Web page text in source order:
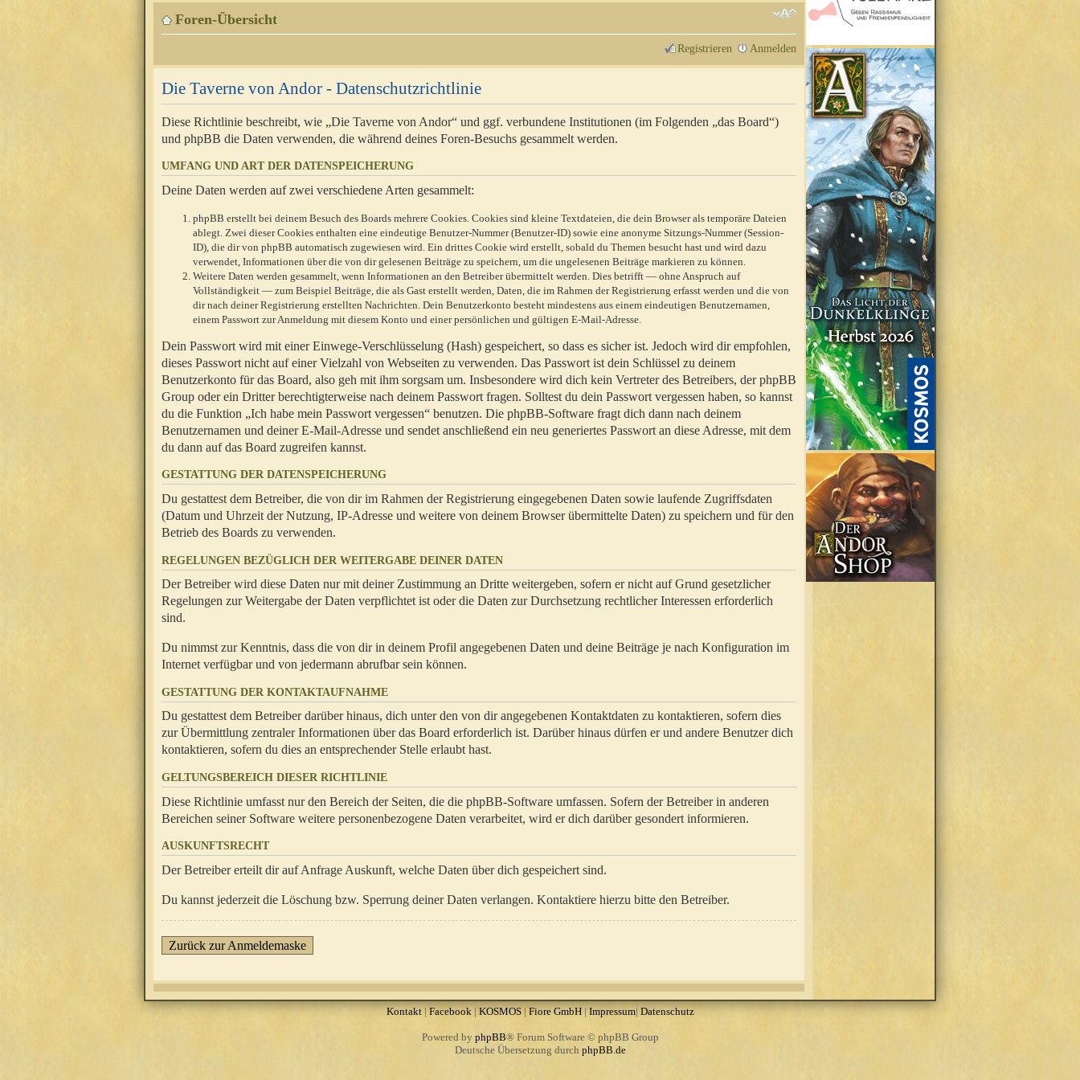
Foren-Übersicht
Registrieren Anmelden
Die Taverne von Andor - Datenschutzrichtlinie
Diese Richtlinie beschreibt, wie „Die Taverne von Andor“ und ggf. verbundene Institutionen (im Folgenden „das Board“)
und phpBB die Daten verwenden, die während deines Foren-Besuchs gesammelt werden.
UMFANG UND ART DER DATENSPEICHERUNG
Deine Daten werden auf zwei verschiedene Arten gesammelt:
phpBB erstellt bei deinem Besuch des Boards mehrere Cookies. Cookies sind kleine Textdateien, die dein Browser als temporäre Dateien
ablegt. Zwei dieser Cookies enthalten eine eindeutige Benutzer-Nummer (Benutzer-ID) sowie eine anonyme Sitzungs-Nummer (Session-
ID), die dir von phpBB automatisch zugewiesen wird. Ein drittes Cookie wird erstellt, sobald du Themen besucht hast und wird dazu
verwendet, Informationen über die von dir gelesenen Beiträge zu speichern, um die ungelesenen Beiträge markieren zu können.
Weitere Daten werden gesammelt, wenn Informationen an den Betreiber übermittelt werden. Dies betrifft — ohne Anspruch auf
Vollständigkeit — zum Beispiel Beiträge, die als Gast erstellt werden, Daten, die im Rahmen der Registrierung erfasst werden und die von
dir nach deiner Registrierung erstellten Nachrichten. Dein Benutzerkonto besteht mindestens aus einem eindeutigen Benutzernamen,
einem Passwort zur Anmeldung mit diesem Konto und einer persönlichen und gültigen E-Mail-Adresse.
Dein Passwort wird mit einer Einwege-Verschlüsselung (Hash) gespeichert, so dass es sicher ist. Jedoch wird dir empfohlen,
dieses Passwort nicht auf einer Vielzahl von Webseiten zu verwenden. Das Passwort ist dein Schlüssel zu deinem
Benutzerkonto für das Board, also geh mit ihm sorgsam um. Insbesondere wird dich kein Vertreter des Betreibers, der phpBB
Group oder ein Dritter berechtigterweise nach deinem Passwort fragen. Solltest du dein Passwort vergessen haben, so kannst
du die Funktion „Ich habe mein Passwort vergessen“ benutzen. Die phpBB-Software fragt dich dann nach deinem
Benutzernamen und deiner E-Mail-Adresse und sendet anschließend ein neu generiertes Passwort an diese Adresse, mit dem
du dann auf das Board zugreifen kannst.
GESTATTUNG DER DATENSPEICHERUNG
Du gestattest dem Betreiber, die von dir im Rahmen der Registrierung eingegebenen Daten sowie laufende Zugriffsdaten
(Datum und Uhrzeit der Nutzung, IP-Adresse und weitere von deinem Browser übermittelte Daten) zu speichern und für den
Betrieb des Boards zu verwenden.
REGELUNGEN BEZÜGLICH DER WEITERGABE DEINER DATEN
Der Betreiber wird diese Daten nur mit deiner Zustimmung an Dritte weitergeben, sofern er nicht auf Grund gesetzlicher
Regelungen zur Weitergabe der Daten verpflichtet ist oder die Daten zur Durchsetzung rechtlicher Interessen erforderlich
sind.
Du nimmst zur Kenntnis, dass die von dir in deinem Profil angegebenen Daten und deine Beiträge je nach Konfiguration im
Internet verfügbar und von jedermann abrufbar sein können.
GESTATTUNG DER KONTAKTAUFNAHME
Du gestattest dem Betreiber darüber hinaus, dich unter den von dir angegebenen Kontaktdaten zu kontaktieren, sofern dies
zur Übermittlung zentraler Informationen über das Board erforderlich ist. Darüber hinaus dürfen er und andere Benutzer dich
kontaktieren, sofern du dies an entsprechender Stelle erlaubt hast.
GELTUNGSBEREICH DIESER RICHTLINIE
Diese Richtlinie umfasst nur den Bereich der Seiten, die die phpBB-Software umfassen. Sofern der Betreiber in anderen
Bereichen seiner Software weitere personenbezogene Daten verarbeitet, wird er dich darüber gesondert informieren.
AUSKUNFTSRECHT
Der Betreiber erteilt dir auf Anfrage Auskunft, welche Daten über dich gespeichert sind.
Du kannst jederzeit die Löschung bzw. Sperrung deiner Daten verlangen. Kontaktiere hierzu bitte den Betreiber.
Zurück zur Anmeldemaske
Kontakt| Facebook|KOSMOS| Fiore GmbH| Impressum|Datenschutz
Powered by phpBB® Forum Software © phpBB Group
Deutsche Übersetzung durch phpBB.de